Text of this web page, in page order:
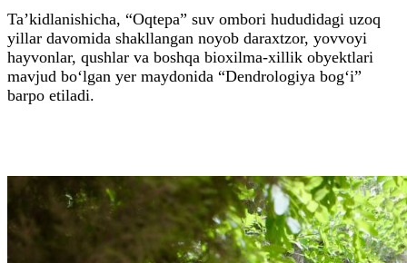
Ta’kidlanishicha, “Oqtepa” suv ombori hududidagi uzoq
yillar davomida shakllangan noyob daraxtzor, yovvoyi
hayvonlar, qushlar va boshqa bioxilma-xillik obyektlari
mavjud bo‘lgan yer maydonida “Dendrologiya bog‘i”
barpo etiladi.